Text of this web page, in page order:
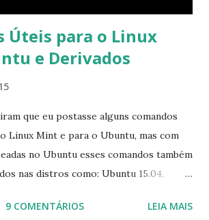
Úteis para o Linux
e Derivados
que eu postasse alguns comandos
Linux Mint e para o Ubuntu, mas com
no Ubuntu esses comandos também
nas distros como: Ubuntu 15.04,
OS 14.04, Elementary OS 0.3, Deepin
9 COMENTÁRIOS LEIA MAIS